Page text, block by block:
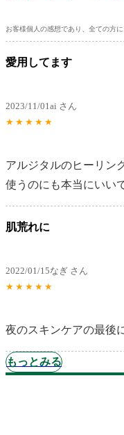
お客様個人の感想であり、全ての方
愛用してます
2023/11/01 ai さん
★ ★ ★ ★ ★
アルジタルのヒーリン
使うのにも本当にいい
肌荒れに
2022/01/15なぎ さん
★ ★ ★ ★ ★
夜のスキンケアの最後
もっとみる